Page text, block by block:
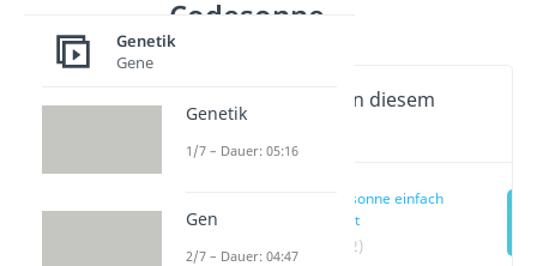
Codesonne
Wichtige Inhalte in diesem
Video
Codesonne einfach
erklärt
(00:12)
Genetik
Gene
Genetik
1/7 – Dauer: 05:16
Gen
2/7 – Dauer: 04:47